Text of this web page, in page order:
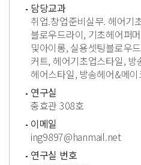
담당교과
취업.창업준비실무. 헤어기
블로우드라이, 기초헤어퍼
및아이롱, 실용셋팅블로우
커트, 헤어기초업스타일,
헤어스타일, 방송헤어&메
연구실
충효관 308호
이메일
ing9897@hanmail.net
연구실 번호